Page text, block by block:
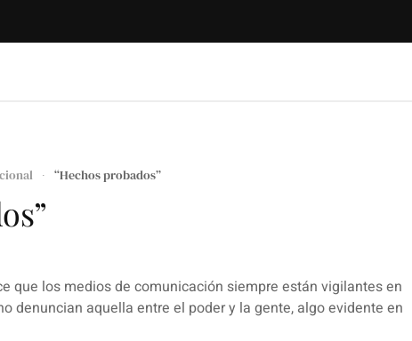
“Hechos probados”
que los medios de comunicación siempre están vigilantes en
denuncian aquella entre el poder y la gente, algo evidente en